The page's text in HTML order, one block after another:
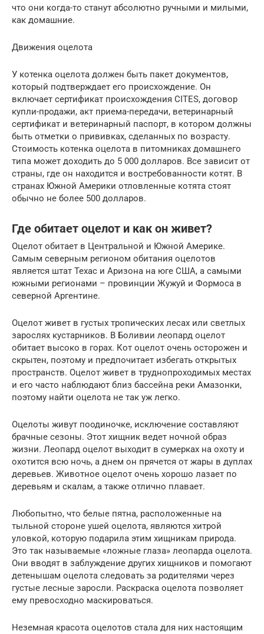
что они когда-то станут абсолютно ручными и милыми,
как домашние.
Движения оцелота
У котенка оцелота должен быть пакет документов,
который подтверждает его происхождение. Он
включает сертификат происхождения CITES, договор
купли-продажи, акт приема-передачи, ветеринарный
сертификат и ветеринарный паспорт, в котором должны
быть отметки о прививках, сделанных по возрасту.
Стоимость котенка оцелота в питомниках домашнего
типа может доходить до 5 000 долларов. Все зависит от
страны, где он находится и востребованности котят. В
странах Южной Америки отловленные котята стоят
обычно не более 500 долларов.
Где обитает оцелот и как он живет?
Оцелот обитает в Центральной и Южной Америке.
Самым северным регионом обитания оцелотов
является штат Техас и Аризона на юге США, а самыми
южными регионами – провинции Жужуй и Формоса в
северной Аргентине.
Оцелот живет в густых тропических лесах или светлых
зарослях кустарников. В Боливии леопард оцелот
обитает высоко в горах. Кот оцелот очень осторожен и
скрытен, поэтому и предпочитает избегать открытых
пространств. Оцелот живет в труднопроходимых местах
и его часто наблюдают близ бассейна реки Амазонки,
поэтому найти оцелота не так уж легко.
Оцелоты живут поодиночке, исключение составляют
брачные сезоны. Этот хищник ведет ночной образ
жизни. Леопард оцелот выходит в сумерках на охоту и
охотится всю ночь, а днем он прячется от жары в дуплах
деревьев. Животное оцелот очень хорошо лазает по
деревьям и скалам, а также отлично плавает.
Любопытно, что белые пятна, расположенные на
тыльной стороне ушей оцелота, являются хитрой
уловкой, которую подарила этим хищникам природа.
Это так называемые «ложные глаза» леопарда оцелота.
Они вводят в заблуждение других хищников и помогают
детенышам оцелота следовать за родителями через
густые лесные заросли. Раскраска оцелота позволяет
ему превосходно маскироваться.
Неземная красота оцелотов стала для них настоящим